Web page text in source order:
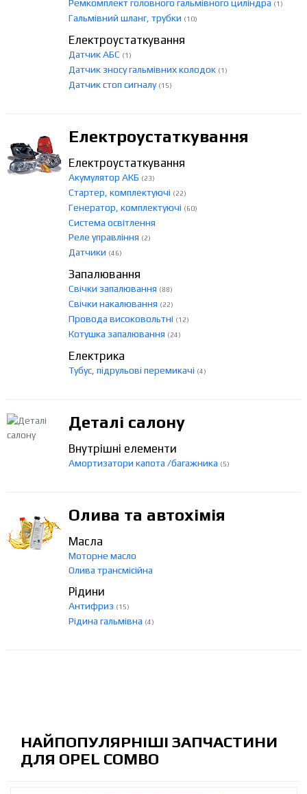
Ремкомплект головного гальмівного циліндра (1)
Гальмівний шланг, трубки (10)
Електроустаткування
Датчик АБС (1)
Датчик зносу гальмівних колодок (1)
Датчик стоп сигналу (15)
Електроустаткування
Електроустаткування
Акумулятор АКБ (23)
Стартер, комплектуючі (22)
Генератор, комплектуючі (60)
Система освітлення
Реле управління (2)
Датчики (46)
Запалювання
Свічки запалювання (88)
Свічки накалювання (22)
Провода високовольтні (12)
Котушка запалювання (24)
Електрика
Тубус, підрульові перемикачі (4)
Деталі салону
Внутрішні елементи
Амортизатори капота /багажника (5)
Олива та автохімія
Масла
Моторне масло
Олива трансмісійна
Рідини
Антифриз (15)
Рідина гальмівна (4)
НАЙПОПУЛЯРНІШІ ЗАПЧАСТИНИ
ДЛЯ OPEL COMBO